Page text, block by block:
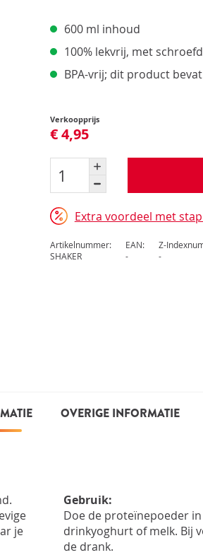
600 ml inhoud
100% lekvrij, met
BPA-vrij; dit product
Verkoopprijs
€ 4,95
Extra voordeel met
Artikelnummer:
SHAKER
EAN:
-
Z-
-
OVERIGE INFORMATIE
je
Gebruik:
Doe de proteïnepoeder
drinkyoghurt of melk. Bij
de drank.